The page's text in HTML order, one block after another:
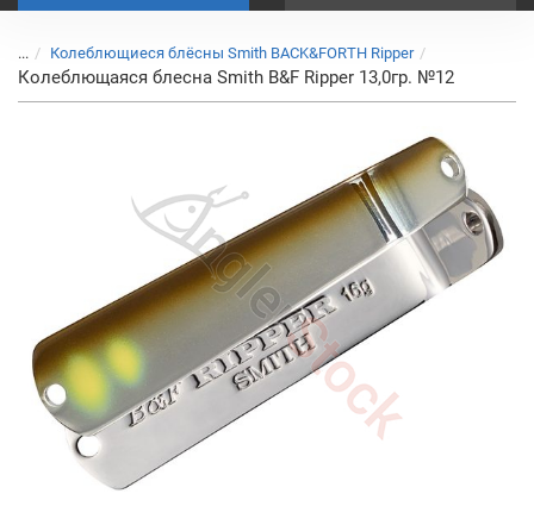
... Колеблющиеся блёсны Smith BACK&FORTH Ripper
Колеблющаяся блесна Smith B&F Ripper 13,0гр. №12